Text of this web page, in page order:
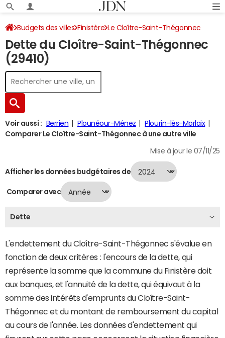
Budgets des villes Finistère Le Cloître-Saint-Thégonnec
Dette au 31/12/2024
Dette du Cloître-Saint-Thégonnec
(29410)
Voir aussi : Berrien Plounéour-Ménez
Plourin-lès-Morlaix
Comparer Le Cloître-Saint-Thégonnec à une autre ville
Mise à jour le 07/11/25
Afficher les données budgétaires de
Comparer avec
Dette
L'endettement du Cloître-Saint-Thégonnec s'évalue en
fonction de deux critères : l'encours de la dette, qui
représente la somme que la commune du Finistère doit
aux banques, et l'annuité de la dette, qui équivaut à la
somme des intérêts d'emprunts du Cloître-Saint-
Thégonnec et du montant de remboursement du capital
au cours de l'année. Les données d'endettement qui